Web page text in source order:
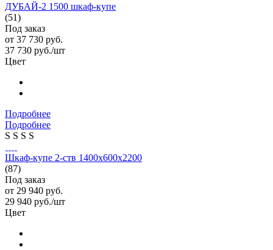
ДУБАЙ-2 1500 шкаф-купе
(51)
Под заказ
от 37 730 руб.
37 730 руб./шт
Цвет
Подробнее
Подробнее
S S S S
Шкаф-купе 2-ств 1400х600х2200
(87)
Под заказ
от 29 940 руб.
29 940 руб./шт
Цвет